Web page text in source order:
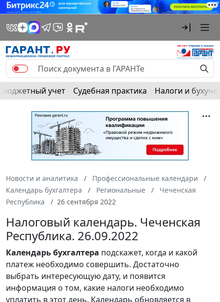
Бюджетный учет Судебная практика Налоги и
Новости и аналитика
Профессиональные календари
Календарь бухгалтера
Региональные
Чеченская
Республика
26 сентября 2022
Налоговый календарь. Чеченская
Республика. 26.09.2022
Календарьбухгалтера подскажет, когда и какой
платеж необходимо совершить. Достаточно
выбрать интересующую дату, и появится
информация о том, какие налоги необходимо
уплатить в этот день. Календарь обновляется в